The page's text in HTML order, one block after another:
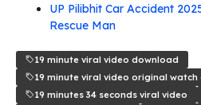
UP Pilibhit Car Accident
Rescue Man
19 minute viral video download
19 minute viral video original watch
19 minutes 34 seconds viral video